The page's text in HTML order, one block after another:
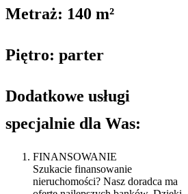
Metraż: 140 m²
Piętro: parter
Dodatkowe usługi
specjalnie dla Was:
FINANSOWANIE
Szukacie finansowanie
nieruchomości? Nasz doradca ma